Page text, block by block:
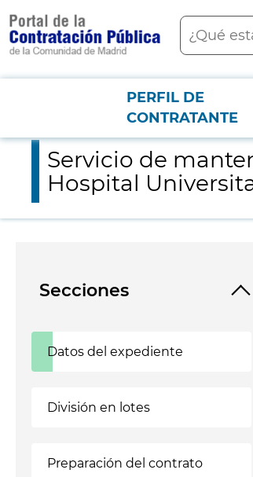
contenido
principal
Buscar
Menú PCON
PERFIL DE
CONTRATANTE
Servicio de mantenimiento del sistema
Servicio de
Hospital
Secciones
Datos del expediente
División en lotes
Preparación del contrato